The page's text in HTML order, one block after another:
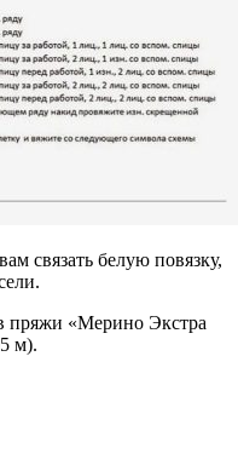
связать белую повязку,
пряжи «Мерино Экстра
м).